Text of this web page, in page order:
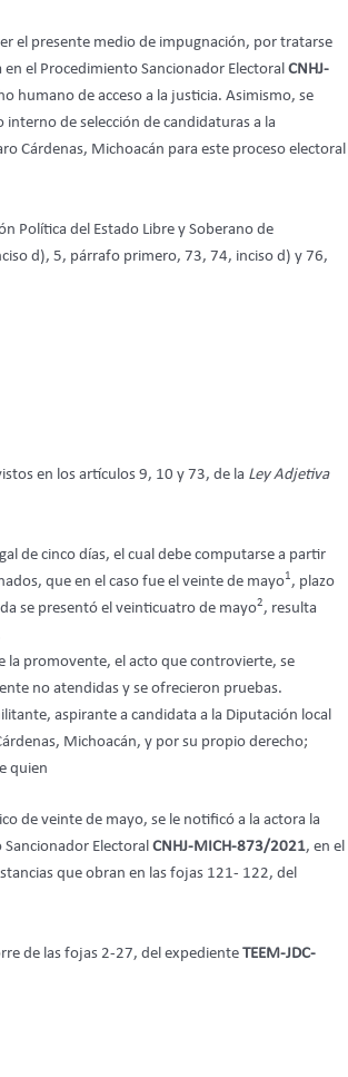
el presente medio de impugnación, por tratarse
el Procedimiento Sancionador Electoral CNHJ-
humano de acceso a la justicia. Asimismo, se
de selección de candidaturas a la
Cárdenas, Michoacán para este proceso electoral
Política del Estado Libre y Soberano de
d), 5, párrafo primero, 73, 74, inciso d) y 76,
en los artículos 9, 10 y 73, de la Ley Adjetiva
de cinco días, el cual debe computarse a partir
que en el caso fue el veinte de mayo1, plazo
se presentó el veinticuatro de mayo2, resulta
la promovente, el acto que controvierte, se
no atendidas y se ofrecieron pruebas.
aspirante a candidata a la Diputación local
Michoacán, y por su propio derecho;
quien
de veinte de mayo, se le notificó a la actora la
Electoral CNHJ-MICH-873/2021, en el
que obran en las fojas 121- 122, del
de las fojas 2-27, del expediente TEEM-JDC-